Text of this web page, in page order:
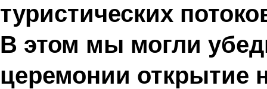
туристических
В этом мы могли
церемонии открытие